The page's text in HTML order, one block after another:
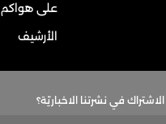
على هواكم
الأرشيف
في نشرتنا الاخباريّة؟